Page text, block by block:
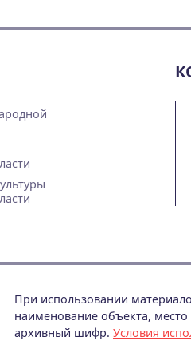
При использовании
наименование объекта,
архивный шифр. Условия